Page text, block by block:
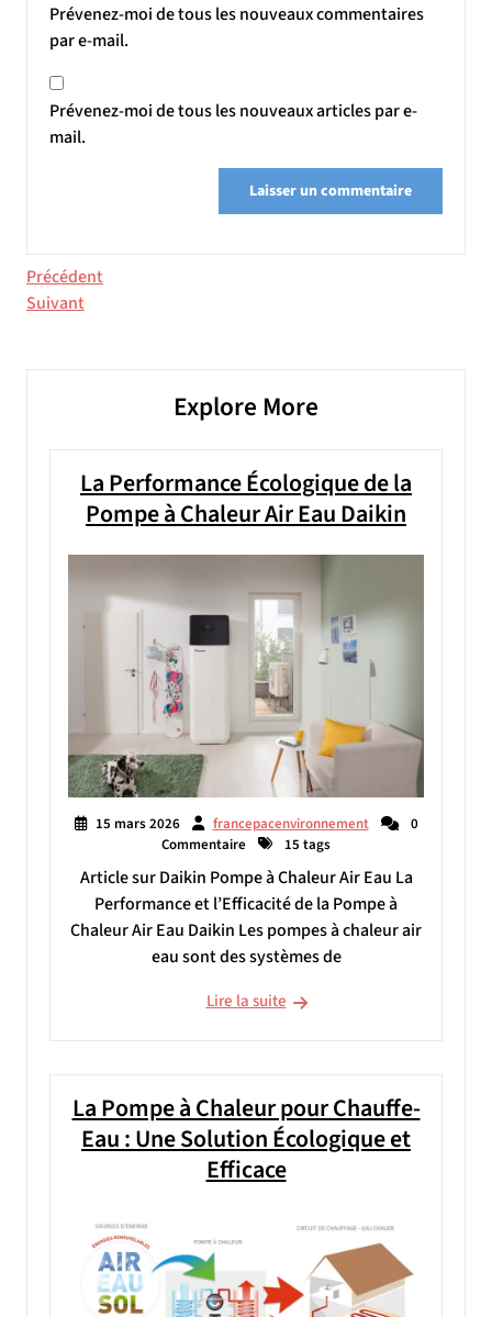
Prévenez-moi de tous les nouveaux commentaires
par e-mail.
Prévenez-moi de tous les nouveaux articles par e-
mail.
Navigation
de
Article
précédent
Précédent
Article
Suivant
Explore More
La Performance Écologique de la
Pompe à Chaleur Air Eau Daikin
15 mars 2026 francepacenvironnement
0
Commentaire
15 tags
Article sur Daikin Pompe à Chaleur Air Eau La
Performance et l’Efficacité de la Pompe à
Chaleur Air Eau Daikin Les pompes à chaleur air
eau sont des systèmes de
Lire la suite
La Pompe à Chaleur pour Chauffe-
Eau : Une Solution Écologique et
Efficace